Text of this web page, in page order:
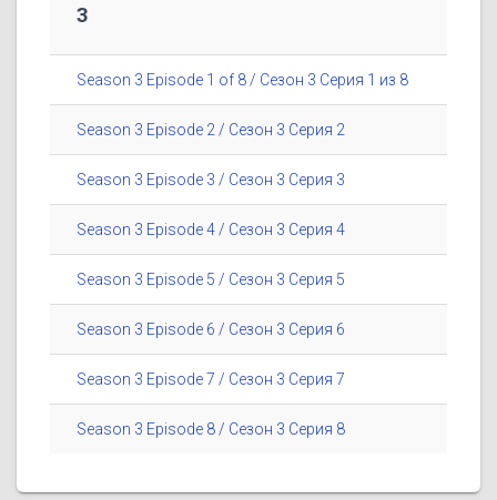
3
Season 3 Episode 1 of 8 / Сезон 3 Серия 1 из 8
Season 3 Episode 2 / Сезон 3 Серия 2
Season 3 Episode 3 / Сезон 3 Серия 3
Season 3 Episode 4 / Сезон 3 Серия 4
Season 3 Episode 5 / Сезон 3 Серия 5
Season 3 Episode 6 / Сезон 3 Серия 6
Season 3 Episode 7 / Сезон 3 Серия 7
Season 3 Episode 8 / Сезон 3 Серия 8